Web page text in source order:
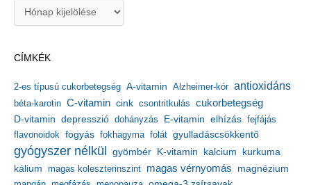
í
u
m
CÍMKÉK
2-es típusú cukorbetegség A-vitamin Alzheimer-kór antioxidáns
béta-karotin C-vitamin cink csontritkulás cukorbetegség
D-vitamin depresszió dohányzás E-vitamin elhízás fejfájás
flavonoidok fogyás fokhagyma folát gyulladáscsökkentő
gyógyszer nélkül gyömbér K-vitamin kalcium kurkuma
kálium magas koleszterinszint magas vérnyomás magnézium